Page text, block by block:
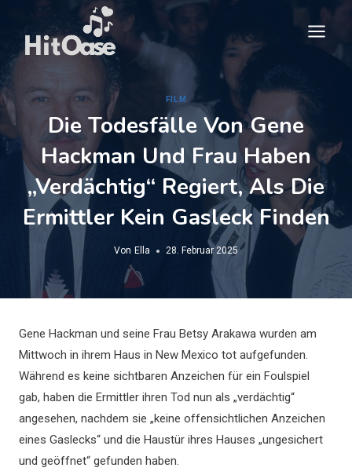
Inhalt
springen
FILM
Die Todesfälle Von Gene
Hackman Und Frau Haben
„verdächtig“ Regiert, Als Die
Ermittler Kein Gasleck Finden
Von Ella 28. Februar 2025
Gene Hackman und seine Frau Betsy Arakawa wurden am
Mittwoch in ihrem Haus in New Mexico tot aufgefunden.
Während es keine sichtbaren Anzeichen für ein Foulspiel
gab, haben die Ermittler ihren Tod nun als „verdächtig“
angesehen, nachdem sie „keine offensichtlichen Anzeichen
eines Gaslecks“ und die Haustür ihres Hauses „ungesichert
und geöffnet“ gefunden haben.